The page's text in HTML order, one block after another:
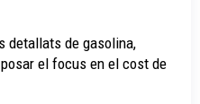
detallats de gasolina,
el focus en el cost de